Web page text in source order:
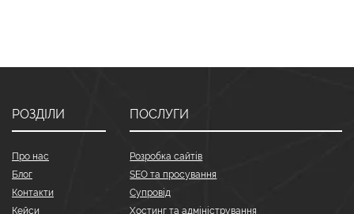
РОЗДІЛИ
Про нас
Блог
Контакти
Кейси
ПОСЛУГИ
Розробка сайтів
SEO та просування
Супровід
Хостинг та адміністрування